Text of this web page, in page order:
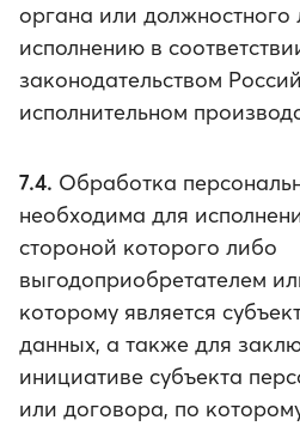
органа или
исполнению в
законодательством
исполнительном
7.4. Обработка
необходима для
стороной которого либо
выгодоприобретателем
которому является
данных, а также для
инициативе субъекта
или договора, по